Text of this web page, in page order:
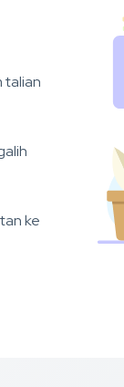
talian
ke